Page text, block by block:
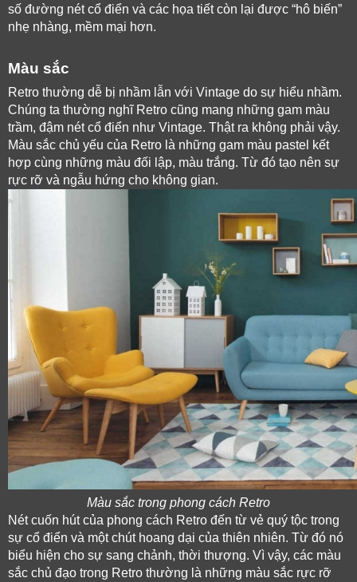
số đường nét cổ điển và các họa tiết còn lại được “hô biến”
nhẹ nhàng, mềm mại hơn.
Màu sắc
Retro thường dễ bị nhầm lẫn với Vintage do sự hiểu nhầm.
Chúng ta thường nghĩ Retro cũng mang những gam màu
trầm, đậm nét cổ điển như Vintage. Thật ra không phải vậy.
Màu sắc chủ yếu của Retro là những gam màu pastel kết
hợp cùng những màu đối lập, màu trắng. Từ đó tạo nên sự
rực rỡ và ngẫu hứng cho không gian.
Màu sắc trong phong cách Retro
Nét cuốn hút của phong cách Retro đến từ vẻ quý tộc trong
sự cổ điển và một chút hoang dại của thiên nhiên. Từ đó nó
biểu hiện cho sự sang chảnh, thời thượng. Vì vậy, các màu
sắc chủ đạo trong Retro thường là những màu sắc rực rỡ